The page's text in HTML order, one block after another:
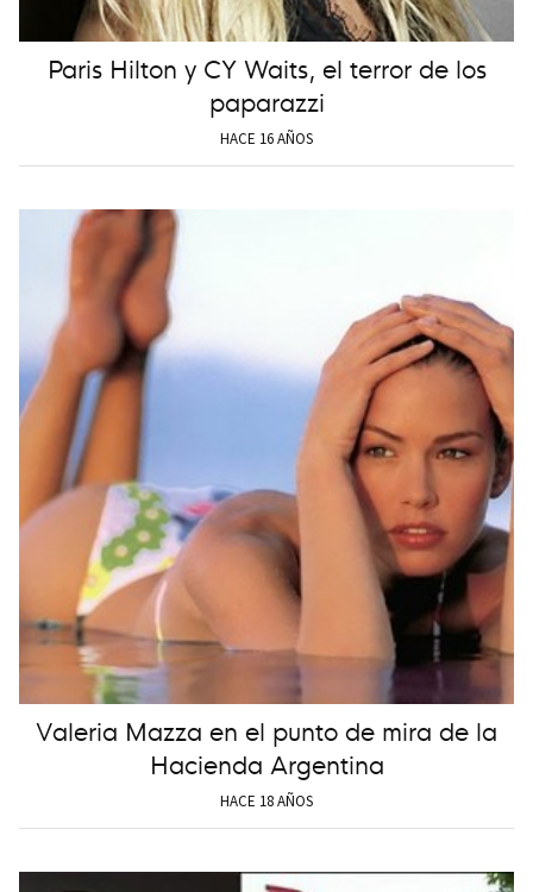
Paris Hilton y CY Waits, el terror de los
paparazzi
HACE 16 AÑOS
Valeria Mazza en el punto de mira de la
Hacienda Argentina
HACE 18 AÑOS